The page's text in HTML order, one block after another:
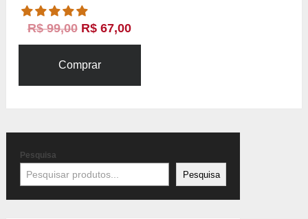
R$99,00 R$67,00
Comprar
Pesquisa
Pesquisa